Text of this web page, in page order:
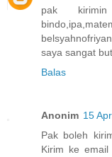
pak
saya sangat
Balas
Anonim 15
Pak boleh
Kirim ke email